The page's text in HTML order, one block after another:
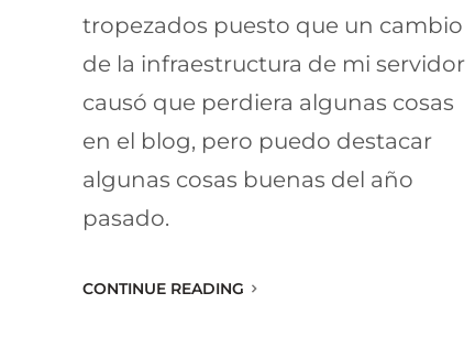
tropezados puesto que un cambio
de la infraestructura de mi servidor
causó que perdiera algunas cosas
en el blog, pero puedo destacar
algunas cosas buenas del año
pasado.
CONTINUE READING